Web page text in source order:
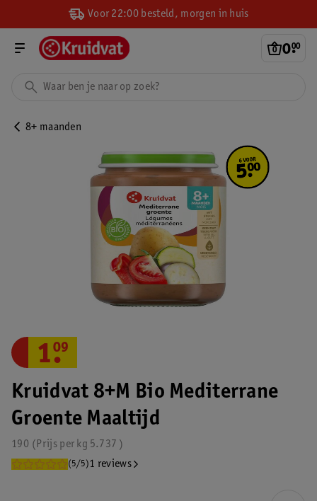
Voor 22:00 besteld, morgen in huis
0.
00
8+ maanden
Kruidvat 8+M Bio Mediterrane
Groente Maaltijd
190 5.737
Prijs per kg
(5/5)1 reviews
1.
09